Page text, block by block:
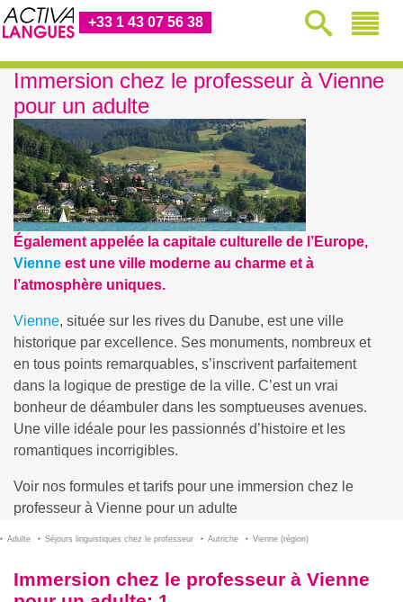
+33 1 43 07 56 38
Immersion chez le professeur à Vienne
pour un adulte
Également appelée la capitale culturelle de l’Europe,
Vienne est une ville moderne au charme et à
l’atmosphère uniques.
Vienne, située sur les rives du Danube, est une ville
historique par excellence. Ses monuments, nombreux et
en tous points remarquables, s’inscrivent parfaitement
dans la logique de prestige de la ville. C’est un vrai
bonheur de déambuler dans les somptueuses avenues.
Une ville idéale pour les passionnés d’histoire et les
romantiques incorrigibles.
Voir nos formules et tarifs pour une immersion chez le
professeur à Vienne pour un adulte
Adulte Séjours linguistiques chez le professeur Autriche Vienne (région)
Immersion chez le professeur à Vienne